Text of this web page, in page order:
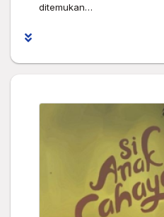
ditemukan…